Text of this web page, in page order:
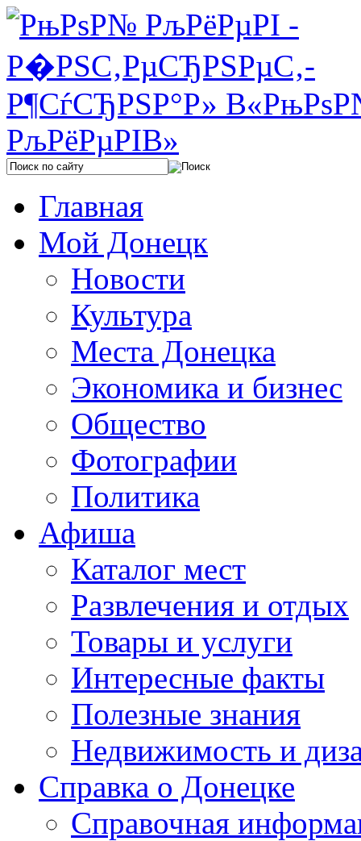
Главная
Мой Донецк
Новости
Культура
Места Донецка
Экономика и бизнес
Общество
Фотографии
Политика
Афиша
Каталог мест
Развлечения и отдых
Товары и услуги
Интересные факты
Полезные знания
Недвижимость и
Справка о Донецке
Справочная